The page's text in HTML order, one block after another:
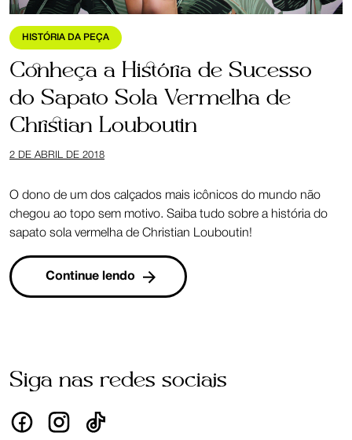
HISTÓRIA DA PEÇA
Conheça a História de Sucesso
do Sapato Sola Vermelha de
Christian Louboutin
2 DE ABRIL DE 2018
O dono de um dos calçados mais icônicos do mundo não
chegou ao topo sem motivo. Saiba tudo sobre a história do
sapato sola vermelha de Christian Louboutin!
Continue lendo
Siga nas redes sociais